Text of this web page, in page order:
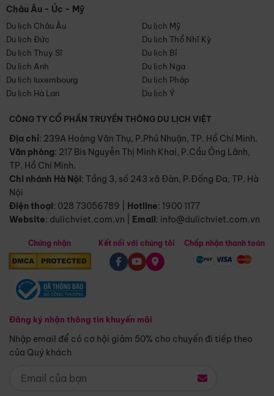
Châu Âu - Úc - Mỹ
Du lịch Châu Âu
Du lịch Mỹ
Du lịch Đức
Du lịch Thổ Nhĩ Kỳ
Du lịch Thụy Sĩ
Du lịch Bỉ
Du lịch Anh
Du lịch Nga
Du lịch luxembourg
Du lịch Pháp
Du lịch Hà Lan
Du lịch Ý
CÔNG TY CỔ PHẦN TRUYỀN THÔNG DU LỊCH VIỆT
Địa chỉ: 239A Hoàng Văn Thụ, P.Phú Nhuận, TP. Hồ Chí Minh.
Văn phòng: 217 Bis Nguyễn Thị Minh Khai, P.Cầu Ông Lãnh,
TP. Hồ Chí Minh.
Chi nhánh Hà Nội: Tầng 3, số 243 xã Đàn, P.Đống Đa, TP. Hà
Nội
Điện thoại: 028 73056789 Hotline: 1900 1177
Website: dulichviet.com.vn Email: info@dulichviet.com.vn
Chứng nhận
Đăng ký nhận thông tin khuyến mãi
Nhập email để có cơ hội giảm 50% cho chuyến đi tiếp theo
của Quý khách
Kết nối với chúng tôi Chấp nhận thanh toán